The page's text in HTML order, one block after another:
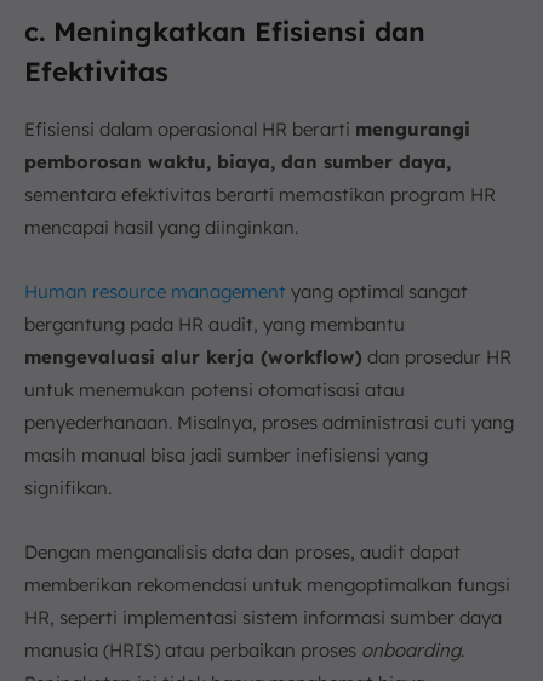
c. Meningkatkan Efisiensi dan
Efektivitas
Efisiensi dalam operasional HR berarti mengurangi
pemborosan waktu, biaya, dan sumber daya,
sementara efektivitas berarti memastikan program HR
mencapai hasil yang diinginkan.
Human resource management yang optimal sangat
bergantung pada HR audit, yang membantu
mengevaluasi alur kerja (workflow) dan prosedur HR
untuk menemukan potensi otomatisasi atau
penyederhanaan. Misalnya, proses administrasi cuti yang
masih manual bisa jadi sumber inefisiensi yang
signifikan.
Dengan menganalisis data dan proses, audit dapat
memberikan rekomendasi untuk mengoptimalkan fungsi
HR, seperti implementasi sistem informasi sumber daya
manusia (HRIS) atau perbaikan proses onboarding.